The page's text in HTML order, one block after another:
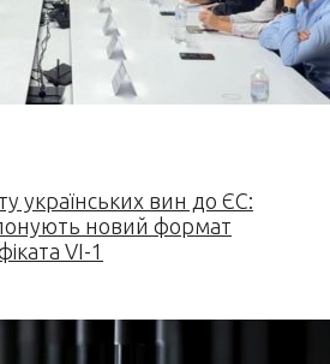
українських вин до ЄС:
новий формат
VI-1